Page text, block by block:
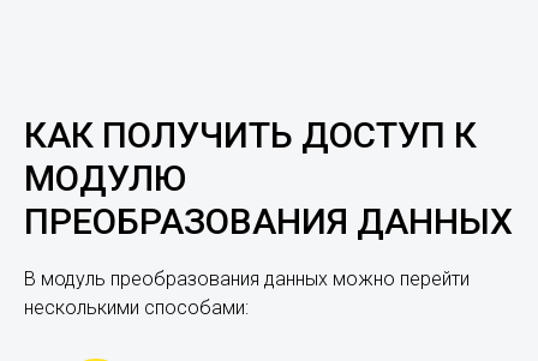
КАК ПОЛУЧИТЬ ДОСТУП К
МОДУЛЮ
ПРЕОБРАЗОВАНИЯ ДАННЫХ
В модуль преобразования данных можно перейти
несколькими способами: